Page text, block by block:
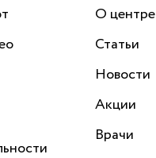
О центре
Статьи
Новости
Акции
Врачи